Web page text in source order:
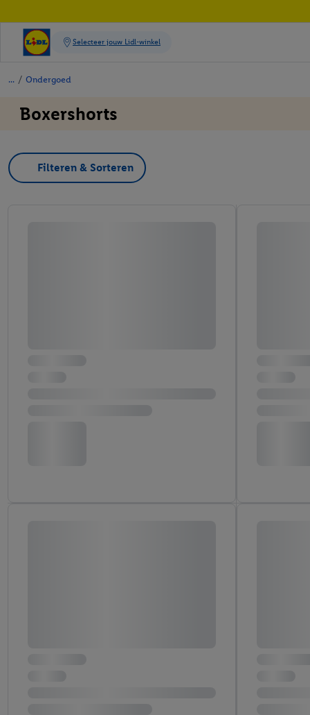
/ Ondergoed
Boxershorts
Filteren & Sorteren